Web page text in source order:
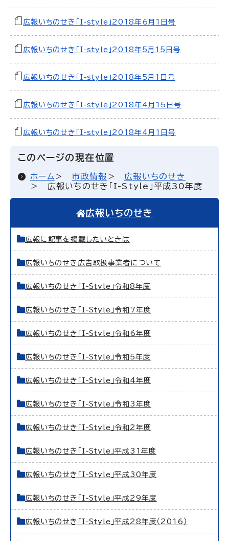
広報いちのせき「I-style」2018年6月1日号
広報いちのせき「I-style」2018年5月15日号
広報いちのせき「I-style」2018年5月1日号
広報いちのせき「I-style」2018年4月15日号
広報いちのせき「I-style」2018年4月1日号
このページの現在位置
ホーム 市政情報
広報いちのせき
広報いちのせき「I-Style」平成30年度
広報いちのせき
広報に記事を掲載したいときは
広報いちのせき広告取扱事業者について
広報いちのせき「I-Style」令和8年度
広報いちのせき「I-Style」令和7年度
広報いちのせき「I-Style」令和6年度
広報いちのせき「I-Style」令和5年度
広報いちのせき「I-Style」令和4年度
広報いちのせき「I-Style」令和3年度
広報いちのせき「I-Style」令和2年度
広報いちのせき「I-Style」平成31年度
広報いちのせき「I-Style」平成30年度
広報いちのせき「I-Style」平成29年度
広報いちのせき「I-Style」平成28年度（2016）